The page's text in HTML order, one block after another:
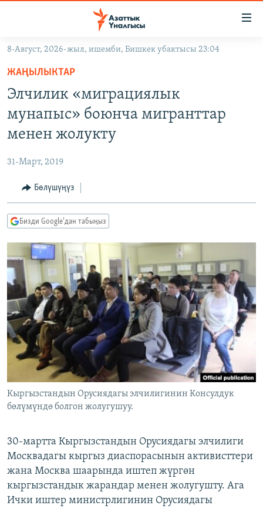
Навигацияга
өтүңүз
Издөөгө
салыңыз
МАДАНИЯТ
УКРАИНА
ТВ ПРОГРАММАЛАР
БҮГҮН АЗАТТЫКТА
ДАНИСТЕ
ЭЖЕ-СИҢДИЛЕР
АЗАТТЫК+
ЫҢГАЙСЫЗ СУРООЛОР
ПОДКАСТ
Русский
ОНЛАЙН ШЕРИНЕ
ЭЕ/АРнун бардык сайттары
8-Август, 2026-жыл, ишемби, Бишкек убактысы 23:04
ЖАҢЫЛЫКТАР
Элчилик «миграциялык
мунапыс» боюнча мигранттар
менен жолукту
31-Март, 2019
Бөлүшүңүз
Бизди Google'дан табыңыз
Кыргызстандын Орусиядагы элчилигинин Консулдук
бөлүмүндө болгон жолугушуу.
30-мартта Кыргызстандын Орусиядагы элчилиги
Москвадагы кыргыз диаспорасынын активисттери
жана Москва шаарында иштеп жүргөн
кыргызстандык жарандар менен жолугушту. Ага
Ички иштер министрлигинин Орусиядагы